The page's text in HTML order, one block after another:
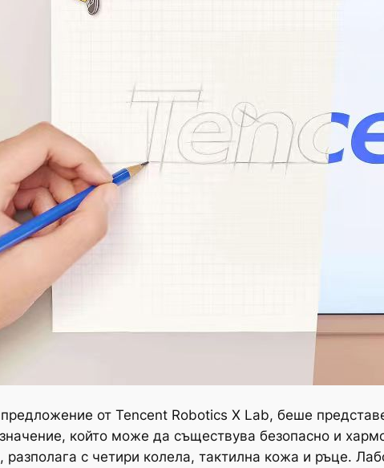
от Tencent Robotics X Lab, беше
който може да съществува безопасно и
с четири колела, тактилна кожа и ръце.